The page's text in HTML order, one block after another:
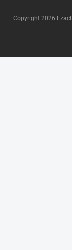
Copyright 2026